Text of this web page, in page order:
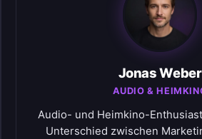
Jonas Weber
AUDIO &
Audio- und Heimkino-
Unterschied zwischen